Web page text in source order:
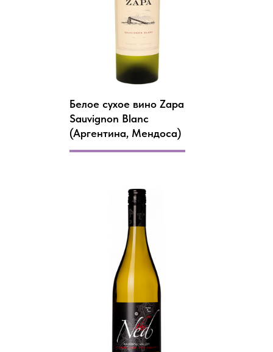
Белое сухое вино Zapa
Sauvignon Blanc
(Аргентина, Мендоса)